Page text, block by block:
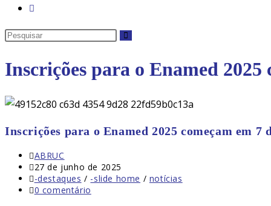
Alternar
do
Pesquisar
site
Inscrições para o Enamed 2025
Inscrições para o Enamed 2025 começam em 7
Autor
do
post:
ABRUC
Post
publicado:
27 de junho de 2025
Categoria
do
-destaques / -slide home / notícias
Comentários
0 comentário